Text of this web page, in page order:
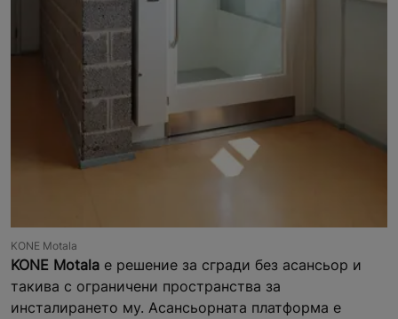
KONE Motala
KONE Motala е решение за сгради без асансьор и
такива с ограничени пространства за
инсталирането му. Асансьорната платформа е